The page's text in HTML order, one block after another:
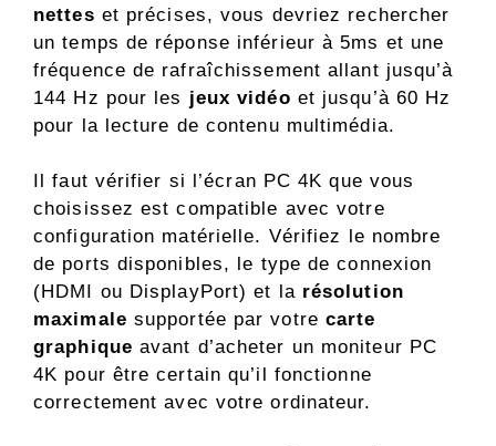
nettes et précises, vous devriez rechercher
un temps de réponse inférieur à 5ms et une
fréquence de rafraîchissement allant jusqu’à
144 Hz pour les jeux vidéo et jusqu’à 60 Hz
pour la lecture de contenu multimédia.
Il faut vérifier si l’écran PC 4K que vous
choisissez est compatible avec votre
configuration matérielle. Vérifiez le nombre
de ports disponibles, le type de connexion
(HDMI ou DisplayPort) et la résolution
maximale supportée par votre carte
graphique avant d’acheter un moniteur PC
4K pour être certain qu’il fonctionne
correctement avec votre ordinateur.